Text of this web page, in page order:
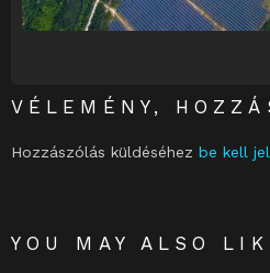
VÉLEMÉNY,
Hozzászólás küldéséhez be kell
YOU MAY ALSO